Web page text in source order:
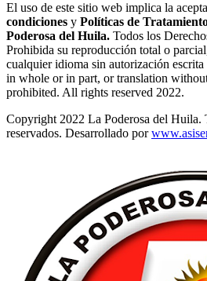
El uso de este sitio web implica la
condiciones y Políticas de
Poderosa del Huila. Todos los
Prohibida su reproducción total o
cualquier idioma sin autorización
in whole or in part, or translation
prohibited. All rights reserved 2022.
Copyright 2022 La Poderosa del Huila.
reservados. Desarrollado por